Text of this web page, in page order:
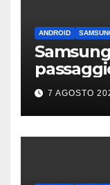
ANDROID
7 AGOSTO